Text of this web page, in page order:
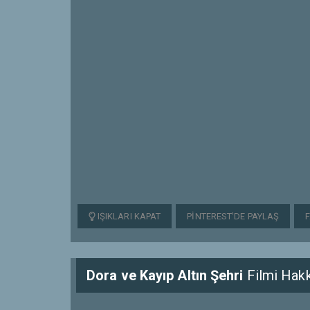
IŞIKLARI KAPAT PINTEREST'DE PAYLAŞ
Dora ve Kayıp Altın Şehri Filmi